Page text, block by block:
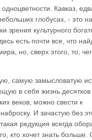
Кавказ,
глобусах, - это
зрения культурного
есть почти все, что
но, сверх этого, то,
самую замысловатую
в себя жизнь десятков
веков, можно свести к
И зачастую без
редукция всегда
кто хочет знать больше.